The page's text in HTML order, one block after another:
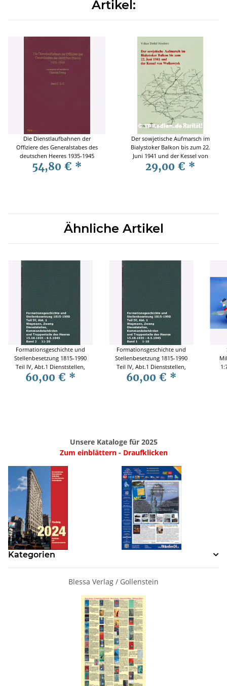
Artikel:
Die Dienstlaufbahnen der
Offiziere des Generalstabes des
deutschen Heeres 1935-1945
Band 2: L-Z - Zweng
54,80 € *
Der sowjetische Aufmarsch im
Bialystoker Balkon bis zum 22.
Juni 1941 und der Kessel von
Wolkowysk - Heydorn
29,00 € *
Ähnliche Artikel
Formationsgeschichte und
Stellenbesetzung 1815-1990
Teil IV, Abt.1 Dienststellen,
Kommandobehörden und
Truppenteile des Heeres
60,00 € *
Formationsgeschichte und
Stellenbesetzung 1815-1990
Teil IV, Abt.1 Dienststellen,
Kommandobehörden und
Truppenteile des Heeres
60,00 € *
Unsere Kataloge für 2025
Zum einblättern - Draufklicken
Kategorien
Blessa Verlag / Gollenstein